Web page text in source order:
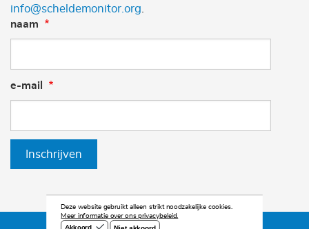
info@scheldemonitor.org
naam
e-mail
Inschrijven
Deze website gebruikt alleen strikt noodzakelijke cookies.
Meer informatie over ons privacybeleid.